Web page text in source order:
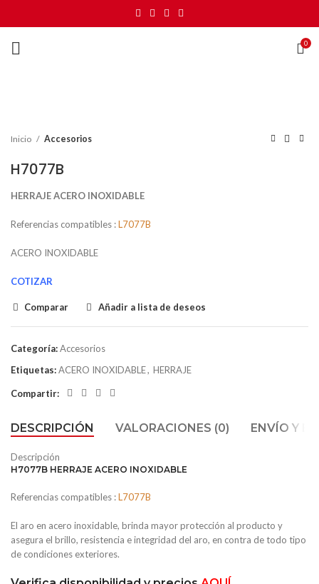
0
Inicio Accesorios
H7077B
HERRAJE ACERO INOXIDABLE
Referencias compatibles :L7077B
ACERO INOXIDABLE
COTIZAR
Comparar Añadir a lista de deseos
Categoría:Accesorios
Etiquetas:ACERO INOXIDABLE, HERRAJE
Compartir:
DESCRIPCIÓN VALORACIONES (0) ENVÍO Y
Descripción
H7077B HERRAJE ACERO INOXIDABLE
Referencias compatibles :L7077B
El aro en acero inoxidable, brinda mayor protección al producto y
asegura el brillo, resistencia e integridad del aro, en contra de todo tipo
de condiciones exteriores.